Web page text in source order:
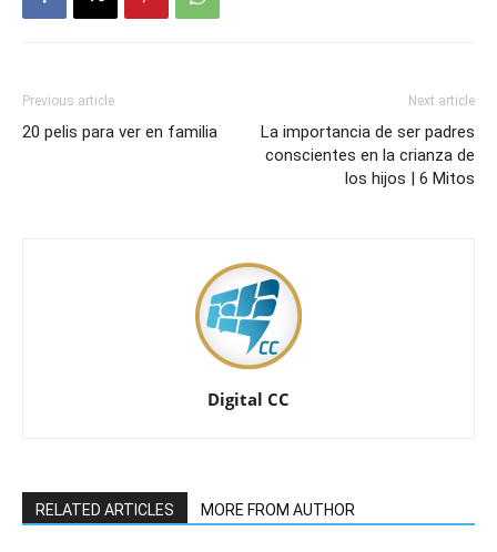
Previous article
20 pelis para ver en familia
Next article
La importancia de ser padres
conscientes en la crianza de
los hijos | 6 Mitos
Digital CC
RELATED ARTICLES MORE FROM AUTHOR